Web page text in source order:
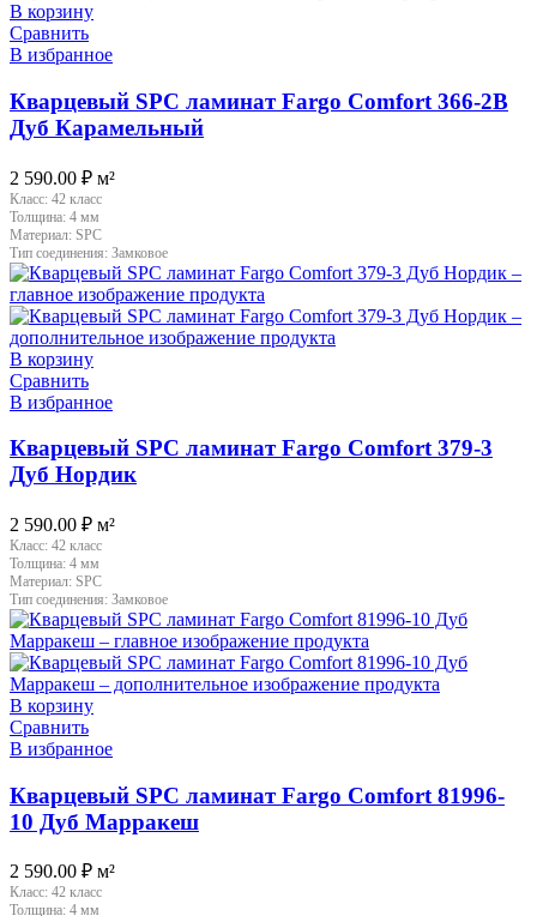
В корзину
Сравнить
В избранное
Кварцевый SPC ламинат Fargo Comfort 366-2B
Дуб Карамельный
2 590.00 ₽ м²
Класс: 42 класс
Толщина: 4 мм
Материал: SPC
Тип соединения: Замковое
В корзину
Сравнить
В избранное
Кварцевый SPC ламинат Fargo Comfort 379-3
Дуб Нордик
2 590.00 ₽ м²
Класс: 42 класс
Толщина: 4 мм
Материал: SPC
Тип соединения: Замковое
В корзину
Сравнить
В избранное
Кварцевый SPC ламинат Fargo Comfort 81996-
10 Дуб Марракеш
2 590.00 ₽ м²
Класс: 42 класс
Толщина: 4 мм